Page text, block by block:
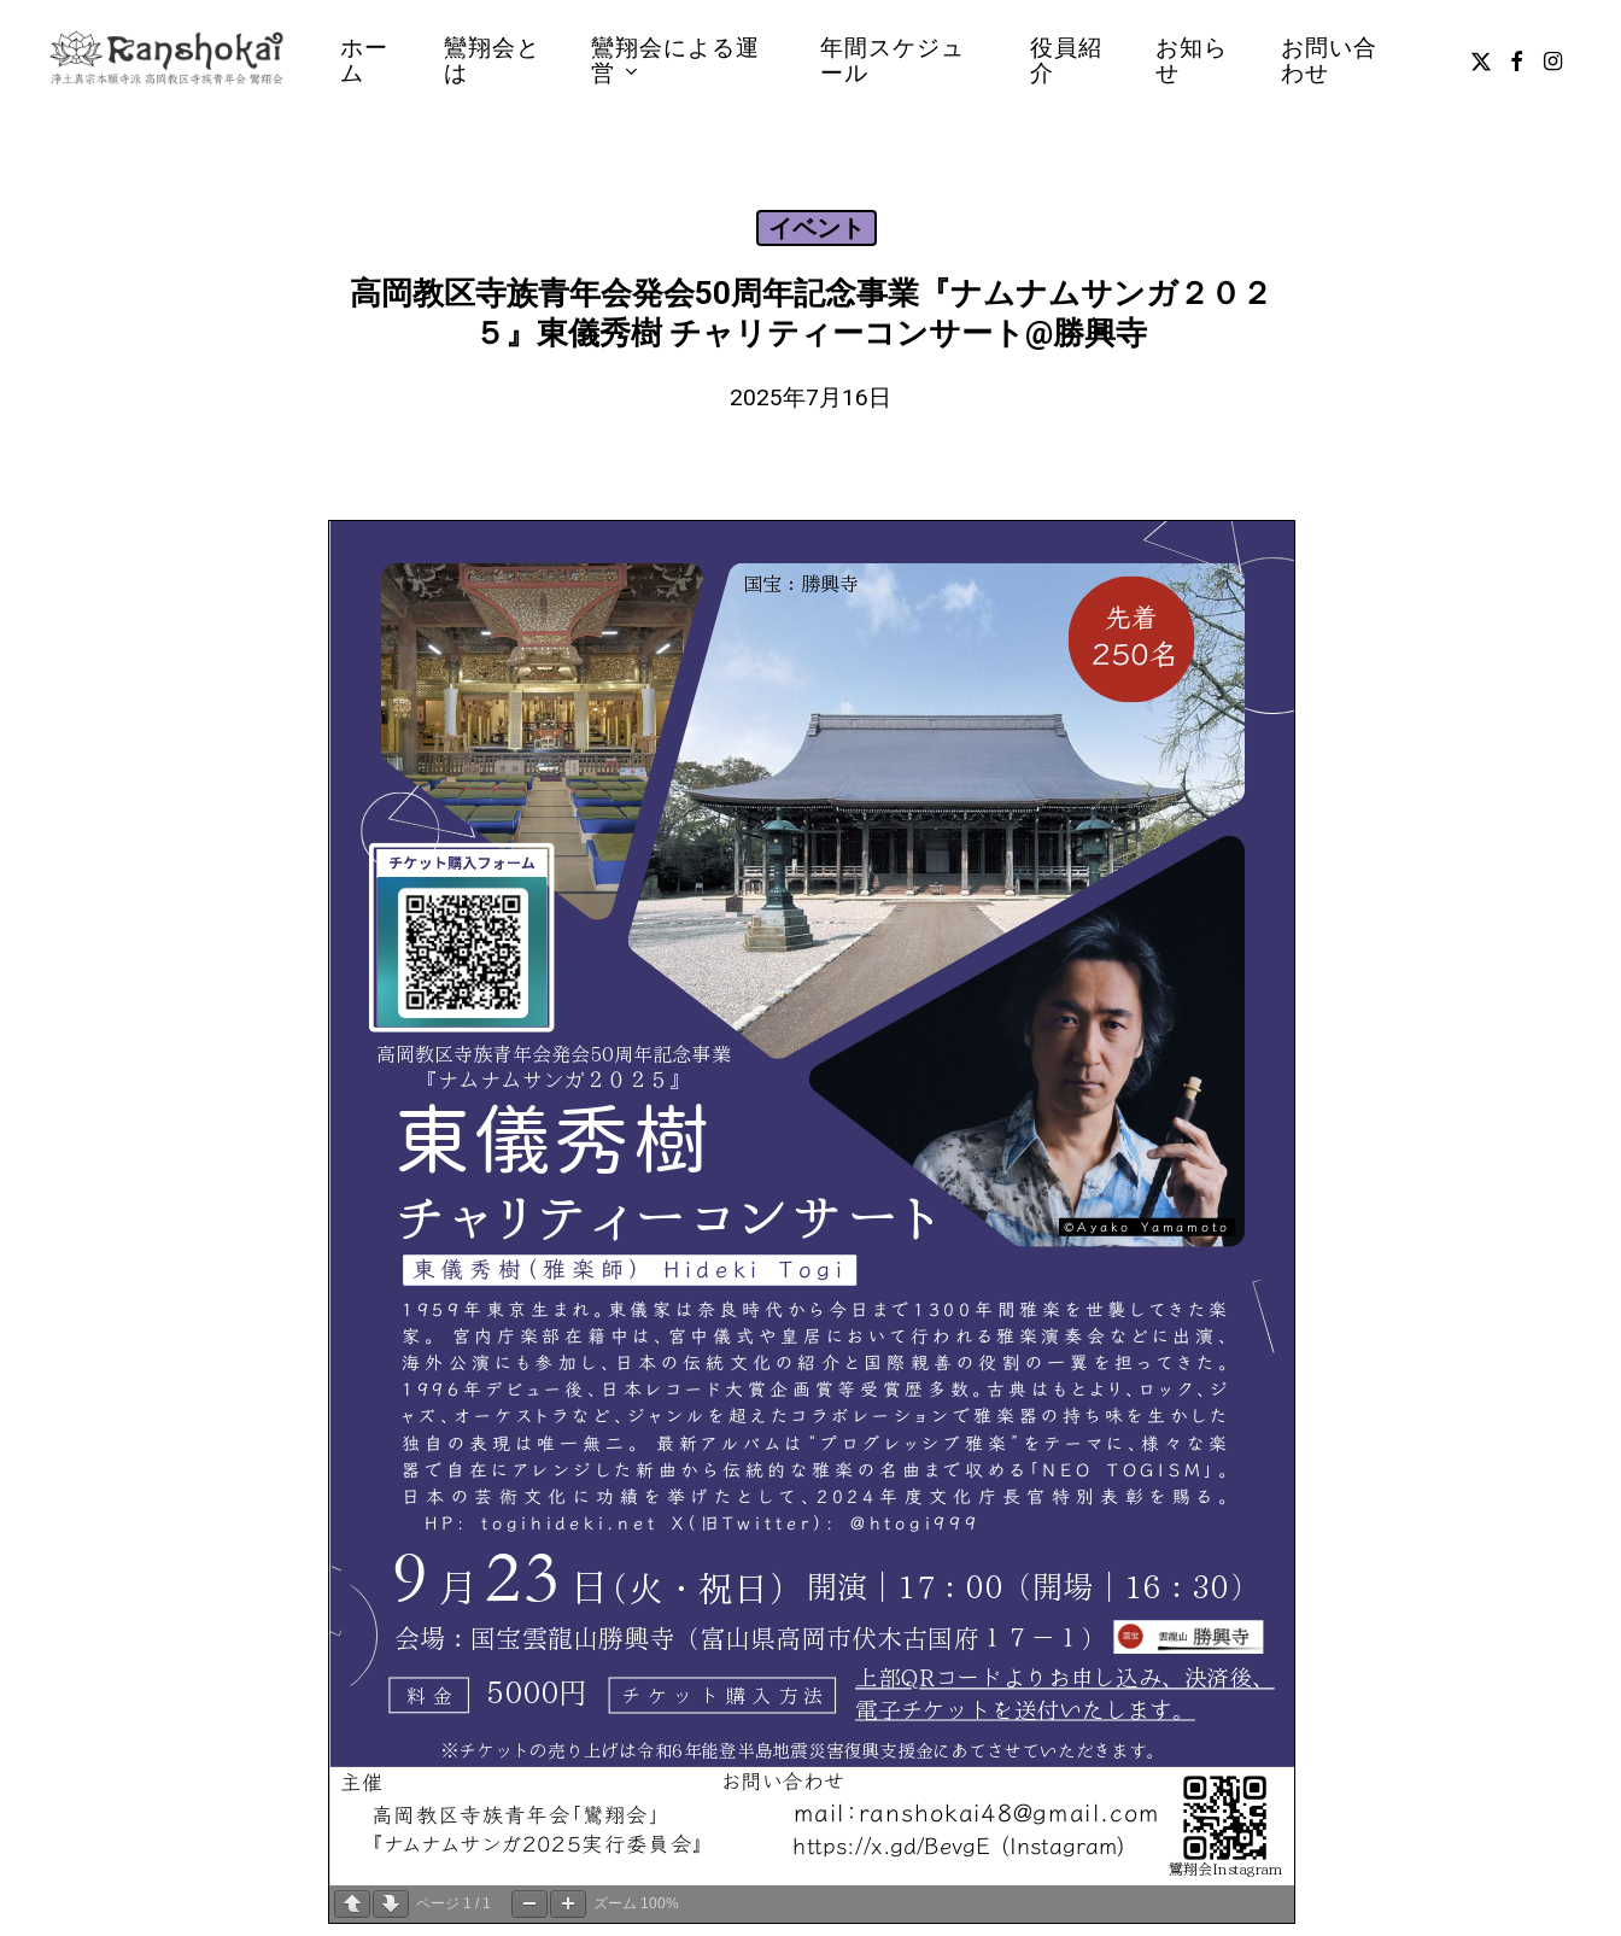
ホー
ム
鸞翔会と
は
鸞翔会による運
営
年間スケジュ
ール
役員紹
介
お知ら
せ
お問い合
わせ
x-
facebook
イベント
高岡教区寺族青年会発会50周年記念事業『ナムナムサンガ２０２
５』東儀秀樹 チャリティーコンサート@勝興寺
2025年7月16日
ページ 1 / 1 ズーム 100%